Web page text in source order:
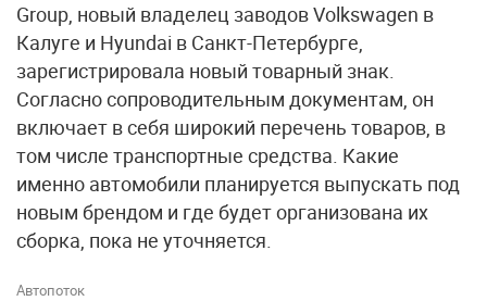
Group, новый владелец заводов Volkswagen в
Калуге и Hyundai в Санкт-Петербурге,
зарегистрировала новый товарный знак.
Согласно сопроводительным документам, он
включает в себя широкий перечень товаров, в
том числе транспортные средства. Какие
именно автомобили планируется выпускать под
новым брендом и где будет организована их
сборка, пока не уточняется.
Автопоток